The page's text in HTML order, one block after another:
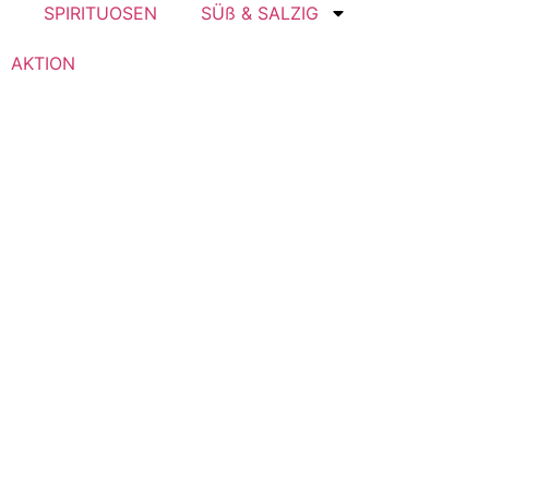
SPIRITUOSEN SÜß & SALZIG
AKTION